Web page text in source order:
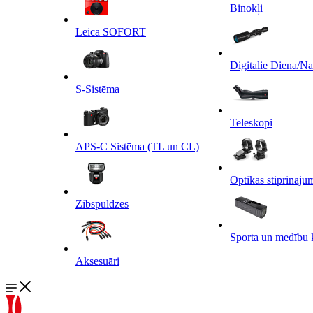
Leica SOFORT
S-Sistēma
APS-C Sistēma (TL un CL)
Zibspuldzes
Aksesuāri
Binokļi
Digitalie Diena/
Teleskopi
Optikas
Sporta un medību